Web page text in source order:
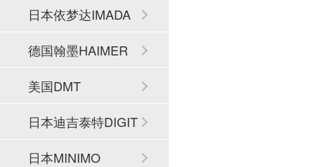
AL
日本依梦达IMADA
德国翰墨HAIMER
美国DMT
日本迪吉泰特DIGIT
ECH
日本MINIMO